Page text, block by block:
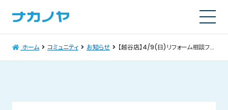
ホーム コミュニティ お知らせ 【越谷店】4/9(日)リフォーム相談フェア開催決定！【inタカラスタンダード春日部ショールーム】